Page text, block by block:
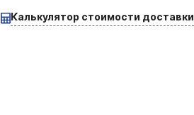
Калькулятор стоимости доставки